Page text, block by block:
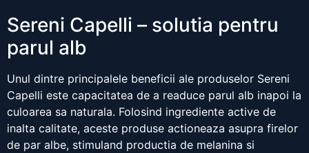
Sereni Capelli – solutia pentru
parul alb
Unul dintre principalele beneficii ale produselor Sereni
Capelli este capacitatea de a readuce parul alb inapoi la
culoarea sa naturala. Folosind ingrediente active de
inalta calitate, aceste produse actioneaza asupra firelor
de par albe, stimuland productia de melanina si